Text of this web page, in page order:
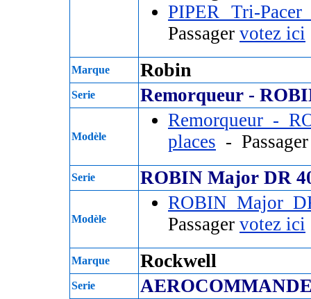
PIPER Tri-
Passager votez ici
Marque Robin
Serie Remorqueur -
Modèle
Remorqueur -
places -
Serie ROBIN Major DR
Modèle
ROBIN Major
Passager votez ici
Marque Rockwell
Serie